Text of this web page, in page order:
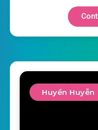
Huyền Huyễn